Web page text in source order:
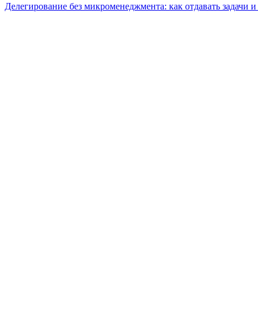
Делегирование без микроменеджмента: как отдавать задачи и